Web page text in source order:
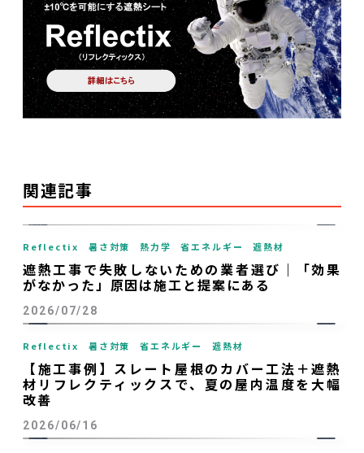
関連記事
Reflectix 暑さ対策 熱力学 省エネルギー 遮熱材
遮熱工事で失敗しないための業者選び｜「効果
がなかった」原因は施工と提案にある
2026/07/28
Reflectix 暑さ対策 省エネルギー 遮熱材
【施工事例】スレート屋根のカバー工法＋遮熱
材リフレクティックスで、夏の屋内温度を大幅
改善
2026/06/16